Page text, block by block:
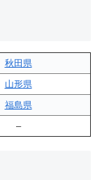
秋田県
山形県
福島県
–